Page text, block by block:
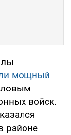
мощный
войск.
районе